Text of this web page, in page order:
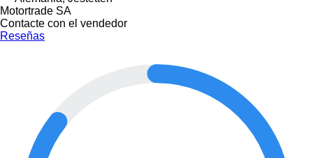
Motortrade SA
Contacte con el vendedor
Reseñas